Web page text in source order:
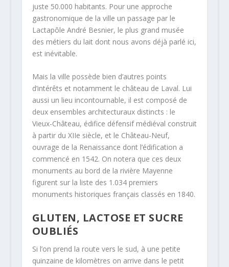
juste 50.000 habitants. Pour une approche
gastronomique de la ville un passage par le
Lactapôle André Besnier, le plus grand musée
des métiers du lait dont nous avons déjà parlé ici,
est inévitable.
Mais la ville possède bien d’autres points
d’intérêts et notamment le château de Laval. Lui
aussi un lieu incontournable, il est composé de
deux ensembles architecturaux distincts : le
Vieux-Château, édifice défensif médiéval construit
à partir du XIIe siècle, et le Château-Neuf,
ouvrage de la Renaissance dont l’édification a
commencé en 1542. On notera que ces deux
monuments au bord de la rivière Mayenne
figurent sur la liste des 1.034 premiers
monuments historiques français classés en 1840.
GLUTEN, LACTOSE ET SUCRE
OUBLIÉS
Si l’on prend la route vers le sud, à une petite
quinzaine de kilomètres on arrive dans le petit